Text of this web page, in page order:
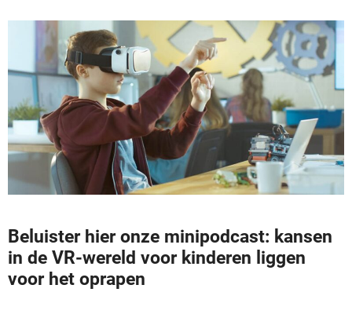
Beluister hier onze minipodcast: kansen
in de VR-wereld voor kinderen liggen
voor het oprapen